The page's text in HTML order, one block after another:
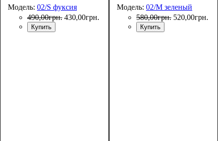
Модель: 02/S фуксия
490,00грн. 430,00грн.
Купить
Модель: 02/M зеленый
580,00грн. 520,00грн.
Купить